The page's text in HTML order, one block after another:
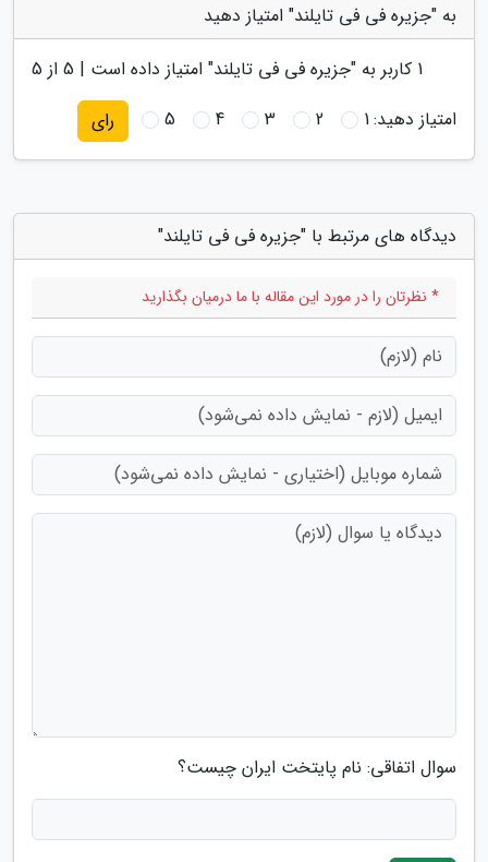
به "جزیره فی فی تایلند" امتیاز دهید
1 کاربر به "جزیره فی فی تایلند" امتیاز داده است | 5 از 5
امتیاز دهید:1
2
3
4
5 رای
دیدگاه های مرتبط با "جزیره فی فی تایلند"
* نظرتان را در مورد این مقاله با ما درمیان بگذارید
سوال اتفاقی: نام پایتخت ایران چیست؟